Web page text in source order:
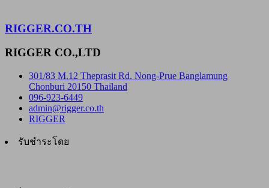
RIGGER.CO.TH
RIGGER CO.,LTD
301/83 M.12 Theprasit Rd. Nong-Prue Banglamung
Chonburi 20150 Thailand
096-923-6449
admin@rigger.co.th
RIGGER
รับชำระโดย